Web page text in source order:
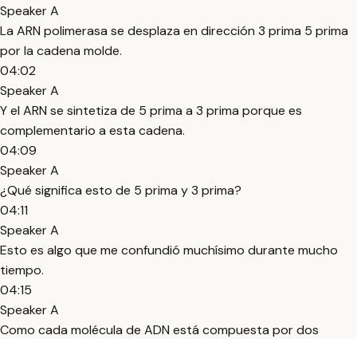
Speaker A
La ARN polimerasa se desplaza en dirección 3 prima 5 prima
por la cadena molde.
04:02
Speaker A
Y el ARN se sintetiza de 5 prima a 3 prima porque es
complementario a esta cadena.
04:09
Speaker A
¿Qué significa esto de 5 prima y 3 prima?
04:11
Speaker A
Esto es algo que me confundió muchísimo durante mucho
tiempo.
04:15
Speaker A
Como cada molécula de ADN está compuesta por dos